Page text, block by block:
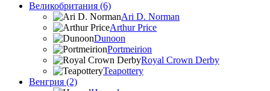
Великобритания (6)
Ari D. Norman
Arthur Price
Dunoon
Portmeirion
Royal Crown Derby
Teapottery
Венгрия (2)